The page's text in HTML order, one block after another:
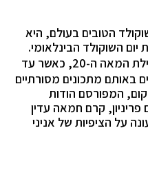
הטובים בעולם, היא
יום השוקולד הבינלאומי.
נפתח בתחילת המאה ה-20, כאשר עד
באותם מתכונים מסורתיים
המפורסם הודות
קרם חמאה עדין
על הציפיות של אניני